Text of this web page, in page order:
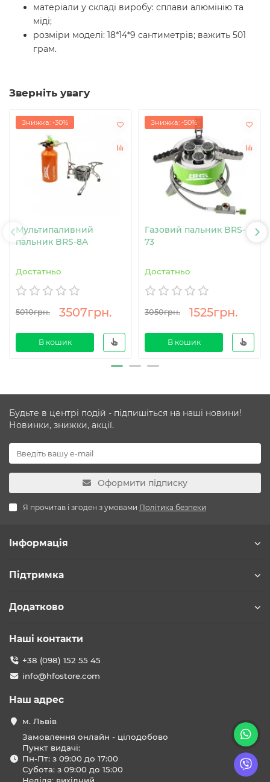
матеріали у складі виробу: сплави алюмінію та
міді;
розміри моделі: 18*14*9 сантиметрів; важить 501
грам.
Зверніть увагу
Знижка: -30%
Мультипаливний
пальник BRS-8A
Достатньо
5010грн. 3507грн.
В кошик
Знижка: -50%
Газовий пальник BRS-
73
Достатньо
3050грн. 1525грн.
В кошик
Будьте в центрі подій - підпишіться на наші новини!
Новинки, знижки, акції.
Оформити підписку
Я прочитав і згоден з умовами Політика безпеки
Інформація
Підтримка
Додатково
Наші контакти
+38 (098) 152 55 45
info@hfostore.com
Наш адрес
м. Львів
Замовлення онлайн - цілодобово
Пункт видачі:
Пн-Пт: з 09:00 до 17:00
Субота: з 09:00 до 15:00